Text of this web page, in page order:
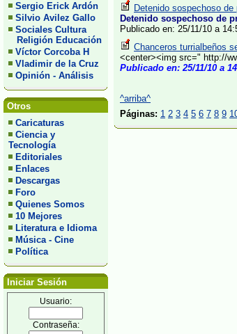
Sergio Erick Ardón
Silvio Avilez Gallo
Sociales Cultura
Religión Educación
Víctor Corcoba H
Vladimir de la Cruz
Opinión - Análisis
Otros
Caricaturas
Ciencia y
Tecnología
Editoriales
Enlaces
Descargas
Foro
Quienes Somos
10 Mejores
Literatura e Idioma
Música - Cine
Política
Iniciar Sesión
Usuario:
Contraseña:
Detenido sospechoso
Detenido sospechoso de
Publicado en: 25/11/10 a
Chanceros turrialbeños
<center><img src=" http://
Publicado en: 25/11/10 a
^arriba^
Páginas: 1 2 3 4 5 6 7 8 9